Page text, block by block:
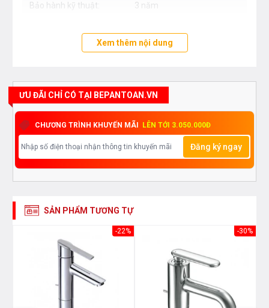
Bảo hành kỹ thuật: 3 năm
Xem thêm nội dung
ƯU ĐÃI CHỈ CÓ TẠI BEPANTOAN.VN
CHƯƠNG TRÌNH KHUYẾN MÃI LÊN TỚI 3.050.000Đ
Đăng ký ngay
SẢN PHẨM TƯƠNG TỰ
-22% -30%